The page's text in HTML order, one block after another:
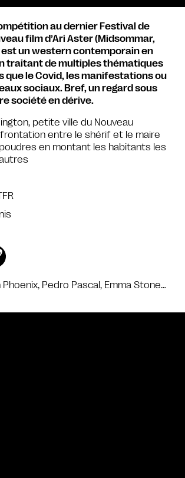
Pedro Pascal, Emma Stone…
au dernier Festival de
film d’Ari Aster (Midsommar,
est un western contemporain en
traitant de multiples thématiques
que le Covid, les manifestations ou
sociaux. Bref, un regard sous
société en dérive.
petite ville du Nouveau
entre le shérif et le maire
en montant les habitants les